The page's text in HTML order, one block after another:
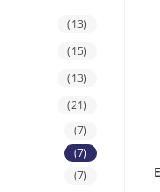
(13)
(15)
(13)
(21)
(7)
(7)
(7)